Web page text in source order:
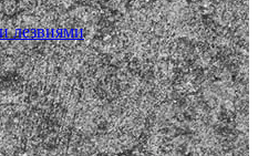
лезвиями